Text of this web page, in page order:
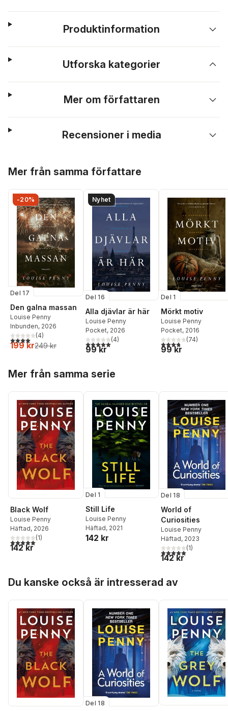
Produktinformation
Utforska kategorier
Mer om författaren
Recensioner i media
Mer från samma författare
-20%
Del 17
Den galna massan
Louise Penny
Inbunden, 2026
4,0utav 5 stjärnor. Totalt antal röster:
(4)
199 kr249 kr
Nyhet
Del 16
Alla djävlar är här
Louise Penny
Pocket, 2026
5,0utav 5 stjärnor. Totalt antal röster:
(4)
99 kr
Del 1
Mörkt motiv
Louise Penny
Pocket, 2016
3,8utav 5 stjärnor.
(74)
99 kr
Mer från samma serie
Black Wolf
Louise Penny
Häftad, 2026
5,0utav 5 stjärnor. Totalt antal röster:
(1)
142 kr
Del 1
Still Life
Louise Penny
Häftad, 2021
142 kr
Del 18
World of
Curiosities
Louise Penny
Häftad, 2023
5,0utav 5 stjärnor.
(1)
142 kr
Du kanske också är intresserad av
Del 18